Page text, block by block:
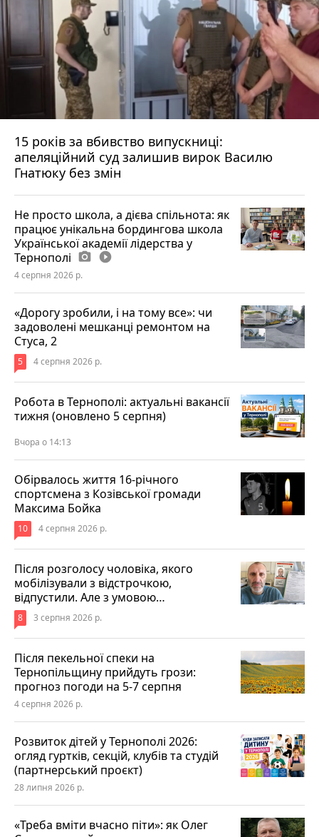
15 років за вбивство випускниці:
апеляційний суд залишив вирок Василю
Гнатюку без змін
Не просто школа, а дієва спільнота: як
працює унікальна бордингова школа
Української академії лідерства у
Тернополі photo_camera play_circle_filled
4 серпня 2026 р.
«Дорогу зробили, і на тому все»: чи
задоволені мешканці ремонтом на
Стуса, 2
5 4 серпня 2026 р.
Робота в Тернополі: актуальні вакансії
тижня (оновлено 5 серпня)
Вчора о 14:13
Обірвалось життя 16-річного
спортсмена з Козівської громади
Максима Бойка
10 4 серпня 2026 р.
Після розголосу чоловіка, якого
мобілізували з відстрочкою,
відпустили. Але з умовою…
8 3 серпня 2026 р.
Після пекельної спеки на
Тернопільщину прийдуть грози:
прогноз погоди на 5-7 серпня
4 серпня 2026 р.
Розвиток дітей у Тернополі 2026:
огляд гуртків, секцій, клубів та студій
(партнерський проєкт)
28 липня 2026 р.
«Треба вміти вчасно піти»: як Олег